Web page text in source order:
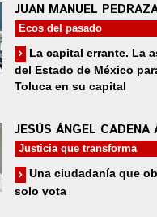
JUAN MANUEL
Ecos del pasado
La capital errante. La
del Estado de México
Toluca en su capital
JESÚS ÁNGEL CADENA
Justicia que transforma
Una ciudadanía que
solo vota